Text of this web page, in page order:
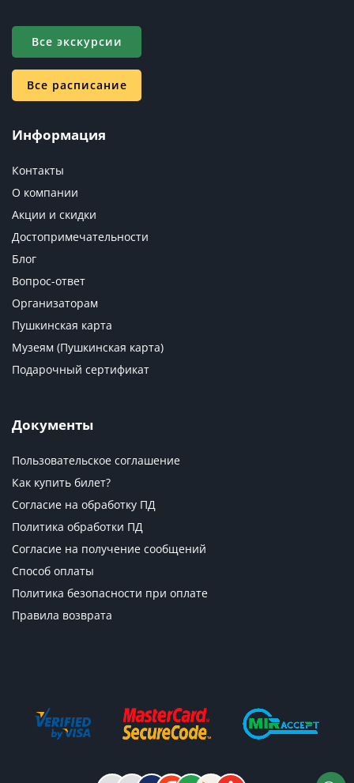
Все экскурсии
Все расписание
Информация
Контакты
О компании
Акции и скидки
Достопримечательности
Блог
Вопрос-ответ
Организаторам
Пушкинская карта
Музеям (Пушкинская карта)
Подарочный сертификат
Документы
Пользовательское соглашение
Как купить билет?
Согласие на обработку ПД
Политика обработки ПД
Согласие на получение сообщений
Способ оплаты
Политика безопасности при оплате
Правила возврата